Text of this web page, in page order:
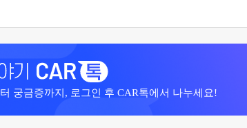
궁금증까지, 로그인 후 CAR톡에서 나누세요!